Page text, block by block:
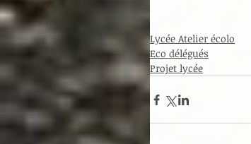
Lycée Atelier écolo
Eco délégués
Projet lycée